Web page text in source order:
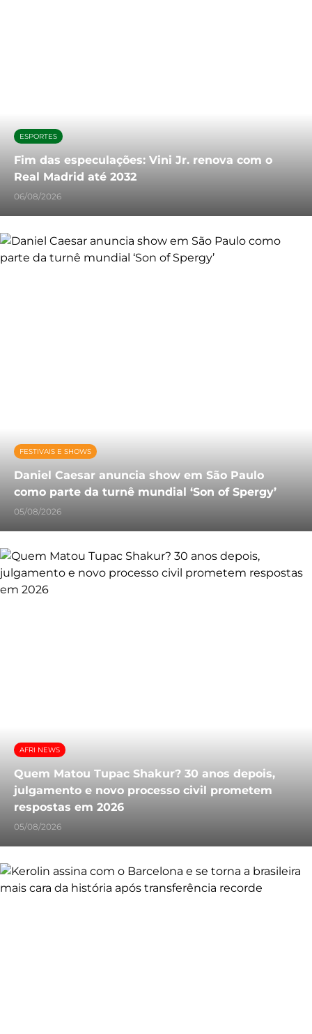
ESPORTES
Fim das especulações: Vini Jr. renova com o
Real Madrid até 2032
06/08/2026
FESTIVAIS E SHOWS
Daniel Caesar anuncia show em São Paulo
como parte da turnê mundial ‘Son of Spergy’
05/08/2026
AFRI NEWS
Quem Matou Tupac Shakur? 30 anos depois,
julgamento e novo processo civil prometem
respostas em 2026
05/08/2026